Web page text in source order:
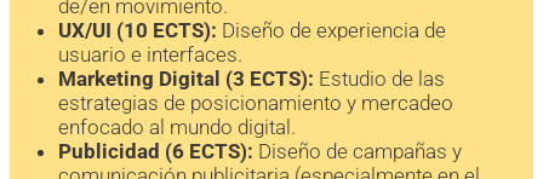
de/en movimiento.
UX/UI (10 ECTS): Diseño de experiencia de
usuario e interfaces.
Marketing Digital (3 ECTS): Estudio de las
estrategias de posicionamiento y mercadeo
enfocado al mundo digital.
Publicidad (6 ECTS): Diseño de campañas y